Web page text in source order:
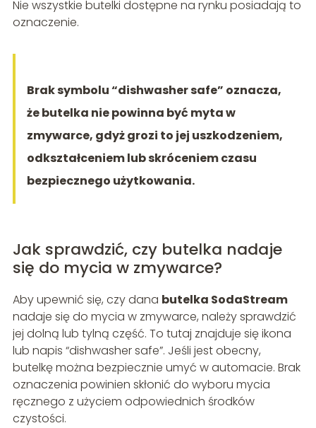
Nie wszystkie butelki dostępne na rynku posiadają to
oznaczenie.
Brak symbolu “dishwasher safe” oznacza,
że butelka nie powinna być myta w
zmywarce, gdyż grozi to jej uszkodzeniem,
odkształceniem lub skróceniem czasu
bezpiecznego użytkowania.
Jak sprawdzić, czy butelka nadaje
się do mycia w zmywarce?
Aby upewnić się, czy dana butelka SodaStream
nadaje się do mycia w zmywarce, należy sprawdzić
jej dolną lub tylną część. To tutaj znajduje się ikona
lub napis “dishwasher safe”. Jeśli jest obecny,
butelkę można bezpiecznie umyć w automacie. Brak
oznaczenia powinien skłonić do wyboru mycia
ręcznego z użyciem odpowiednich środków
czystości.